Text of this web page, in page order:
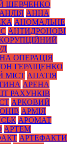
ШЕВЧЕНКО
АННА
АНОМАЛЬНЕ
АНТИДРОНОВІ
ОПЕРАЦІЯ
ГЕРАЩЕНКО
МІСТ АПАТІЯ
АРЕНА
РАХУНКІВ
АРКОВИЙ
АРМІЯ
АРОМАТ
АРТЕМ
АРТЕФАКТИ